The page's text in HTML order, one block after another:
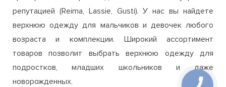
репутацией (Reima, Lassie, Gusti). У нас вы найдете
верхнюю одежду для мальчиков и девочек любого
возраста и комплекции. Широкий ассортимент
товаров позволит выбрать верхнюю одежду для
подростков, младших школьников и даже
новорожденных.